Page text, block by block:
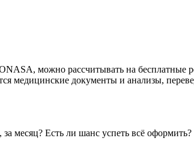
можно рассчитывать на
медицинские документы и анализы,
месяц? Есть ли шанс успеть всё оформить?